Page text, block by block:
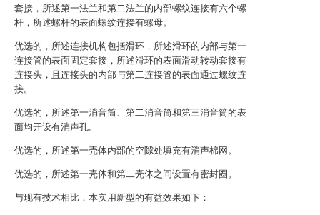
套接，所述第一法兰和第二法兰的内部螺纹连接有六个螺
杆，所述螺杆的表面螺纹连接有螺母。
优选的，所述连接机构包括滑环，所述滑环的内部与第一
连接管的表面固定套接，所述滑环的表面滑动转动套接有
连接头，且连接头的内部与第二连接管的表面通过螺纹连
接。
优选的，所述第一消音筒、第二消音筒和第三消音筒的表
面均开设有消声孔。
优选的，所述第一壳体内部的空隙处填充有消声棉网。
优选的，所述第一壳体和第二壳体之间设置有密封圈。
与现有技术相比，本实用新型的有益效果如下：